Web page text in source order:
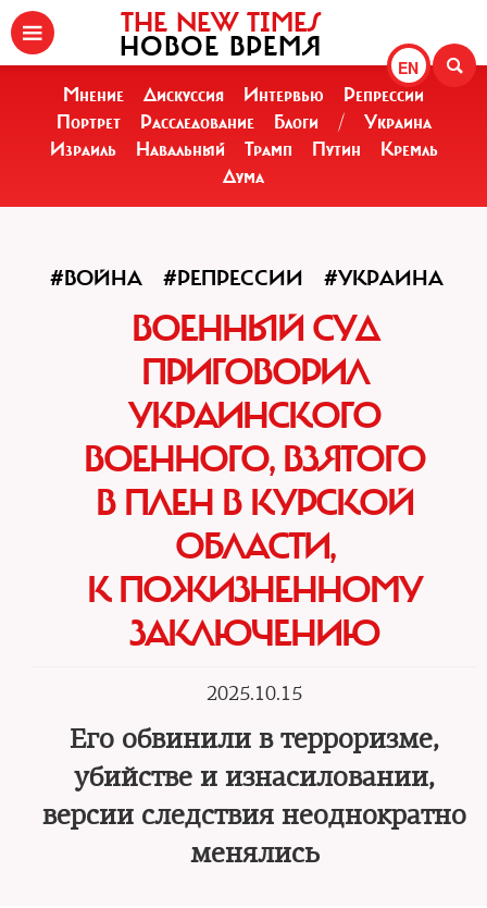
EN
THE NEW TIMES
НОВОЕ ВРЕМЯ
Мнение Дискуссия Интервью
Репрессии
Портрет
Расследование Блоги /
Украина
Израиль
Навальный Трамп Путин
Кремль
Дума
#ВОЙНА #РЕПРЕССИИ #УКРАИНА
ВОЕННЫЙ СУД
ПРИГОВОРИЛ
УКРАИНСКОГО
ВОЕННОГО, ВЗЯТОГО
В ПЛЕН В КУРСКОЙ
ОБЛАСТИ,
К ПОЖИЗНЕННОМУ
ЗАКЛЮЧЕНИЮ
2025.10.15
Его обвинили в терроризме,
убийстве и изнасиловании,
версии следствия неоднократно
менялись